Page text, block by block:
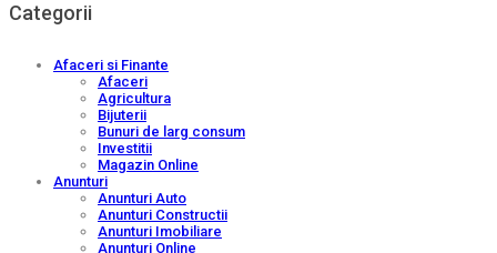
Categorii
Afaceri si Finante
Afaceri
Agricultura
Bijuterii
Bunuri de larg consum
Investitii
Magazin Online
Anunturi
Anunturi Auto
Anunturi Constructii
Anunturi Imobiliare
Anunturi Online